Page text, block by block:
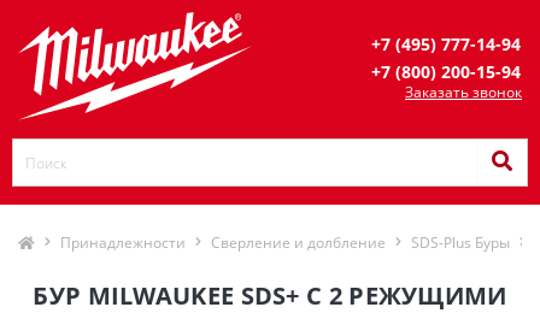
+7 (495) 777-14-94
+7 (800) 200-15-94
Заказать звонок
Принадлежности Сверление и долбление SDS-Plus Буры
БУР MILWAUKEE SDS+ С 2 РЕЖУЩИМИ